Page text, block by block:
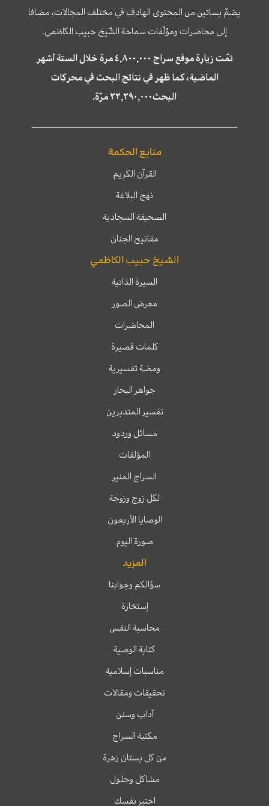
يضمّ بساتين من المحتوى الهادف في مختلف المجالات، مضافا
إلى محاضرات ومؤلّفات سماحة الشّيخ حبيب الكاظمي.
تمّت زيارة موقع سراج ٤,٨٠٠,٠٠٠ مرة خلال الستة أشهر
الماضية، كما ظهر في نتائج البحث في محركات
البحث٢٢,٢٩٠,٠٠٠ مرّة.
منابع الحكمة
القرآن الكريم
نهج البلاغة
الصحيفة السجادية
مفاتيح الجنان
الشيخ حبيب الكاظمي
السيرة الذاتية
معرض الصور
المحاضرات
كلمات قصيرة
ومضة تفسيرية
جواهر البحار
تفسير المتدبرين
مسائل وردود
المؤلفات
السراج المنير
لكل زوج وزوجة
الوصايا الأربعون
صورة اليوم
المزيد
سؤالكم وجوابنا
إستخارة
محاسبة النفس
كتابة الوصية
مناسبات إسلامية
تحقيقات ومقالات
آداب وسنن
مكتبة السراج
من كل بستان زهرة
مشاكل وحلول
اختبر نفسك